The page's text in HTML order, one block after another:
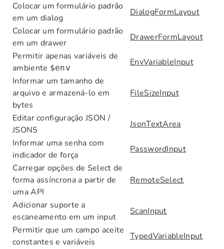
Colocar um formulário padrão
em um dialog
DialogFormLayout
Colocar um formulário padrão
em um drawer
DrawerFormLayout
Permitir apenas variáveis de
ambiente $env
EnvVariableInput
Informar um tamanho de
arquivo e armazená-lo em
bytes
FileSizeInput
Editar configuração JSON /
JSON5
JsonTextArea
Informar uma senha com
indicador de força
PasswordInput
Carregar opções de Select de
forma assíncrona a partir de
uma API
RemoteSelect
Adicionar suporte a
escaneamento em um input
ScanInput
Permitir que um campo aceite
constantes e variáveis
TypedVariableInput